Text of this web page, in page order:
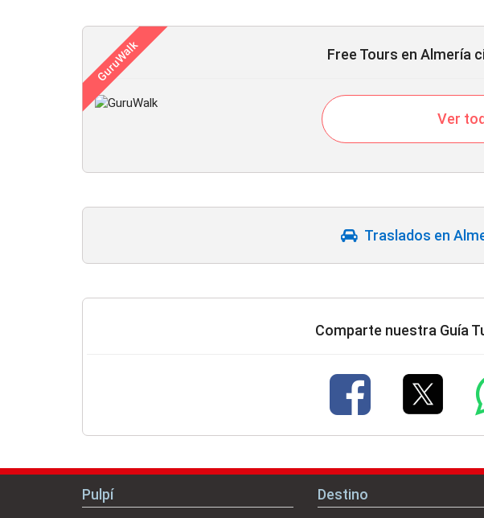
Free Tours en Almería
Ver
Traslados en
Comparte nuestra Guía
Pulpí Destino